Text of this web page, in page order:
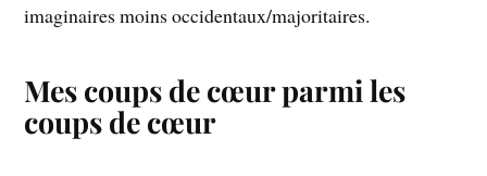
imaginaires moins occidentaux/majoritaires.
Mes coups de cœur parmi les
coups de cœur